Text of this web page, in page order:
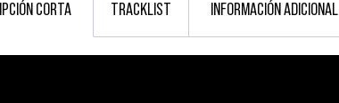
CORTA TRACKLIST INFORMACIÓN ADICIONAL